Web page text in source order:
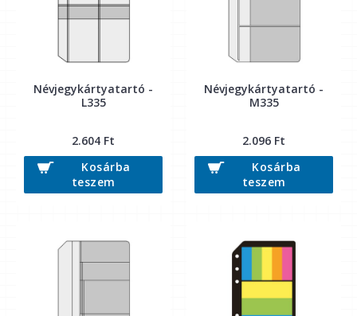
Névjegykártyatartó -
L335
2.604 Ft
Kosárba
teszem
Névjegykártyatartó -
M335
2.096 Ft
Kosárba
teszem